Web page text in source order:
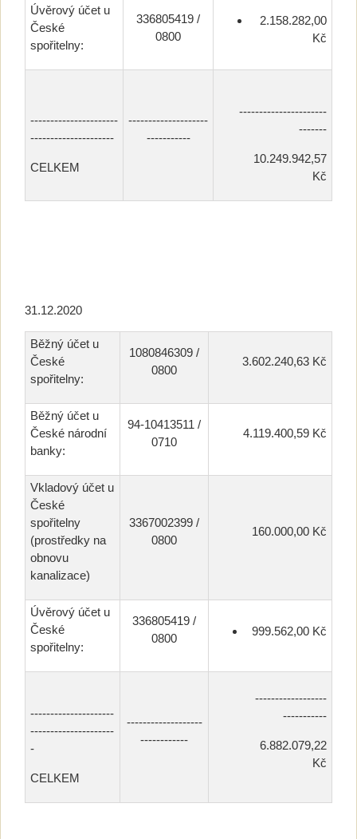
Úvěrový účet u
České
spořitelny:
336805419 /
0800
2.158.282,00
Kč
----------------------
---------------------
CELKEM
--------------------
-----------
----------------------
-------
10.249.942,57
Kč
31.12.2020
Běžný účet u
České
spořitelny:
1080846309 /
0800
3.602.240,63 Kč
Běžný účet u
České národní
banky:
94-10413511 /
0710
4.119.400,59 Kč
Vkladový účet u
České
spořitelny
(prostředky na
obnovu
kanalizace)
3367002399 /
0800
160.000,00 Kč
Úvěrový účet u
České
spořitelny:
336805419 /
0800
999.562,00 Kč
---------------------
---------------------
-
CELKEM
-------------------
------------
------------------
-----------
6.882.079,22
Kč